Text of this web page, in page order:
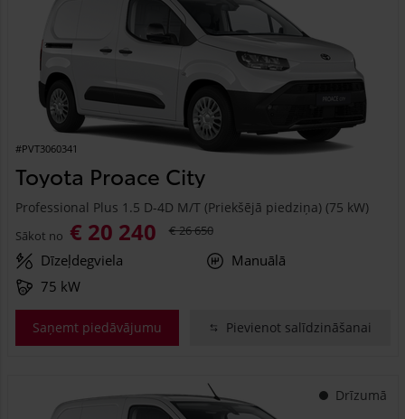
#PVT3060341
Toyota Proace City
Professional Plus 1.5 D-4D M/T (Priekšējā piedziņa) (75 kW)
Sākot no € 20 240 € 26 650
Dīzeļdegviela
Manuālā
75 kW
Saņemt piedāvājumu Pievienot salīdzināšanai
Drīzumā